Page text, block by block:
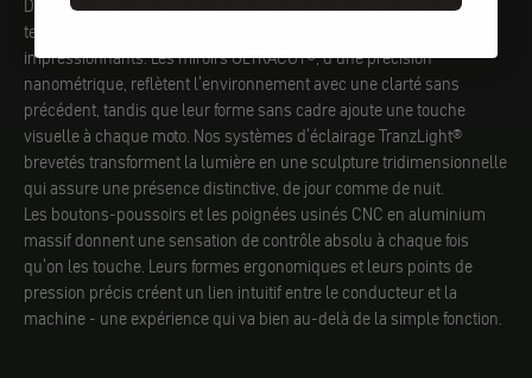
Découvre des composants matériels qui ne sont pas seulement
techniquement supérieurs, mais aussi esthétiquement
impressionnants. Les miroirs ULTRACUT®, d'une précision
nanométrique, reflètent l'environnement avec une clarté sans
précédent, tandis que leur forme sans cadre ajoute une touche
visuelle à chaque moto. Nos systèmes d'éclairage TranzLight®
brevetés transforment la lumière en une sculpture tridimensionnelle
qui assure une présence distinctive, de jour comme de nuit.
Les boutons-poussoirs et les poignées usinés CNC en aluminium
massif donnent une sensation de contrôle absolu à chaque fois
qu'on les touche. Leurs formes ergonomiques et leurs points de
pression précis créent un lien intuitif entre le conducteur et la
machine - une expérience qui va bien au-delà de la simple fonction.